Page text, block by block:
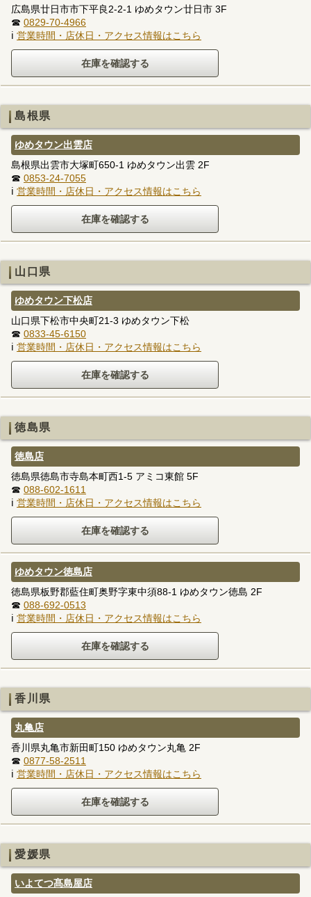
広島県廿日市市下平良2-2-1 ゆめタウン廿日市 3F
☎ 0829-70-4966
ℹ 営業時間・店休日・アクセス情報はこちら
島根県
ゆめタウン出雲店
島根県出雲市大塚町650-1 ゆめタウン出雲 2F
☎ 0853-24-7055
ℹ 営業時間・店休日・アクセス情報はこちら
山口県
ゆめタウン下松店
山口県下松市中央町21-3 ゆめタウン下松
☎ 0833-45-6150
ℹ 営業時間・店休日・アクセス情報はこちら
徳島県
徳島店
徳島県徳島市寺島本町西1-5 アミコ東館 5F
☎ 088-602-1611
ℹ 営業時間・店休日・アクセス情報はこちら
ゆめタウン徳島店
徳島県板野郡藍住町奥野字東中須88-1 ゆめタウン徳島 2F
☎ 088-692-0513
ℹ 営業時間・店休日・アクセス情報はこちら
香川県
丸亀店
香川県丸亀市新田町150 ゆめタウン丸亀 2F
☎ 0877-58-2511
ℹ 営業時間・店休日・アクセス情報はこちら
愛媛県
いよてつ髙島屋店